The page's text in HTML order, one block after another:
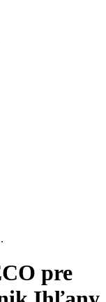
pre